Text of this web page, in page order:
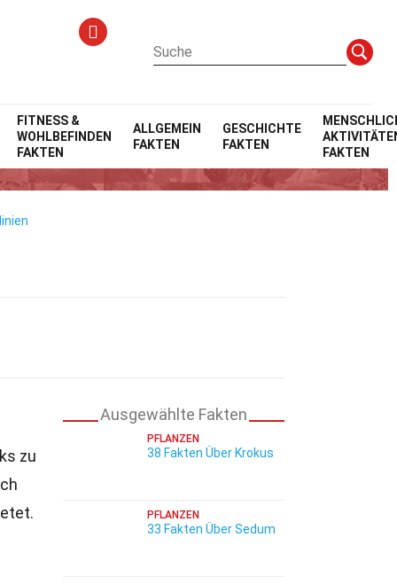
FITNESS &
WOHLBEFINDEN
FAKTEN
ALLGEMEIN
FAKTEN
GESCHICHTE
FAKTEN
FAKTEN
zu
Ausgewählte Fakten
PFLANZEN
38 Fakten Über Krokus
PFLANZEN
33 Fakten Über Sedum